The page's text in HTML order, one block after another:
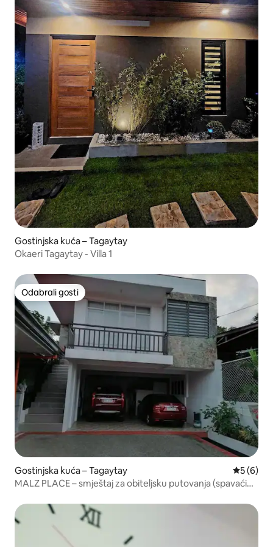
Gostinjska kuća – Tagaytay
Okaeri Tagaytay - Villa 1
Odabrali gosti
Odabrali gosti
Gostinjska kuća – Tagaytay
5 (6)
MALZ PLACE – smještaj za obiteljsku putovanja (spavaćih